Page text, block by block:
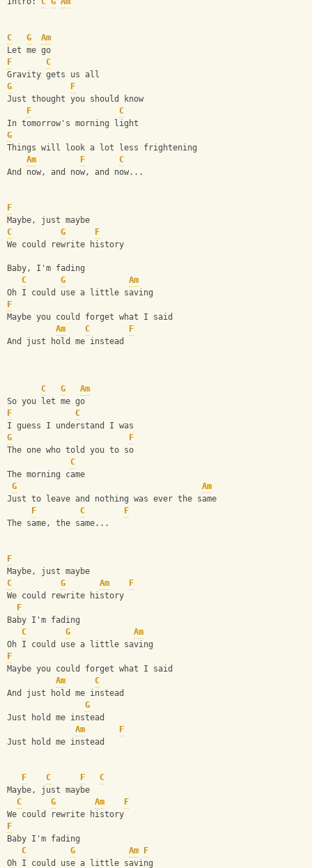
C G
Am
Let me go
F
C
Gravity gets us all
G
F
Just thought you should know
F
C
In tomorrow's morning light
G
Things will look a lot less frightening
Am
F
C
And now, and now, and now...
F
Maybe, just maybe
C
G
F
We could rewrite history
Baby, I'm fading
C
G
Am
Oh I could use a little saving
F
Maybe you could forget what I said
Am
C
F
And just hold me instead
C G
Am
So you let me go
F
C
I guess I understand I was
G
F
The one who told you to so
C
The morning came
G
Am
Just to leave and nothing was ever the same
F
C
F
The same, the same...
F
Maybe, just maybe
C
G Am
F
We could rewrite history
F
Baby I'm fading
C
G
Am
Oh I could use a little saving
F
Maybe you could forget what I said
Am
C
And just hold me instead
G
Just hold me instead
Am
F
Just hold me instead
F C F
C
Maybe, just maybe
C
G Am
F
We could rewrite history
F
Baby I'm fading
C
G Am
F
Oh I could use a little saving